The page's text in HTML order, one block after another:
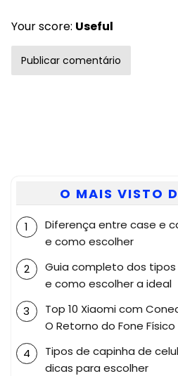
Your score: Useful
O MAIS VISTO
Diferença entre case e
e como escolher
Guia completo dos
e como escolher a ideal
Top 10 Xiaomi com
O Retorno do Fone Físico
Tipos de capinha de
dicas para escolher